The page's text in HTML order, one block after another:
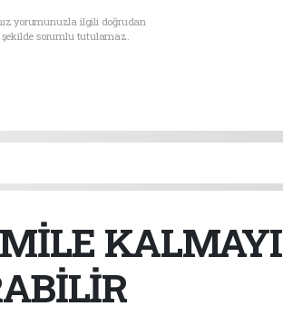
yorumunuzla ilgili doğrudan
şekilde sorumlu tutulamaz.
KALMAYI